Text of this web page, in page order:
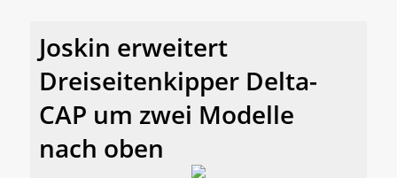
Joskin erweitert
Dreiseitenkipper Delta-
CAP um zwei Modelle
nach oben